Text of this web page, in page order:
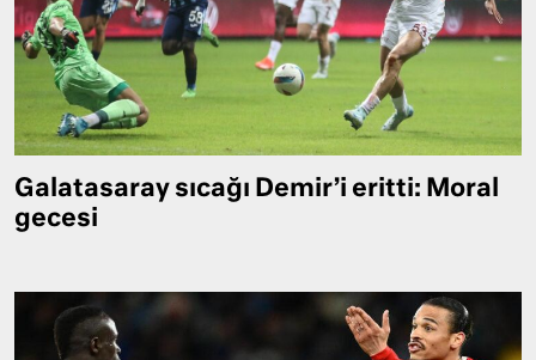
Galatasaray sıcağı Demir’i eritti: Moral
gecesi